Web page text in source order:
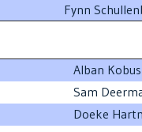
Fynn
Sam
Doeke